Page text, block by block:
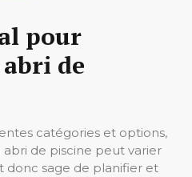
pour
abri de
catégories et options,
de piscine peut varier
donc sage de planifier et